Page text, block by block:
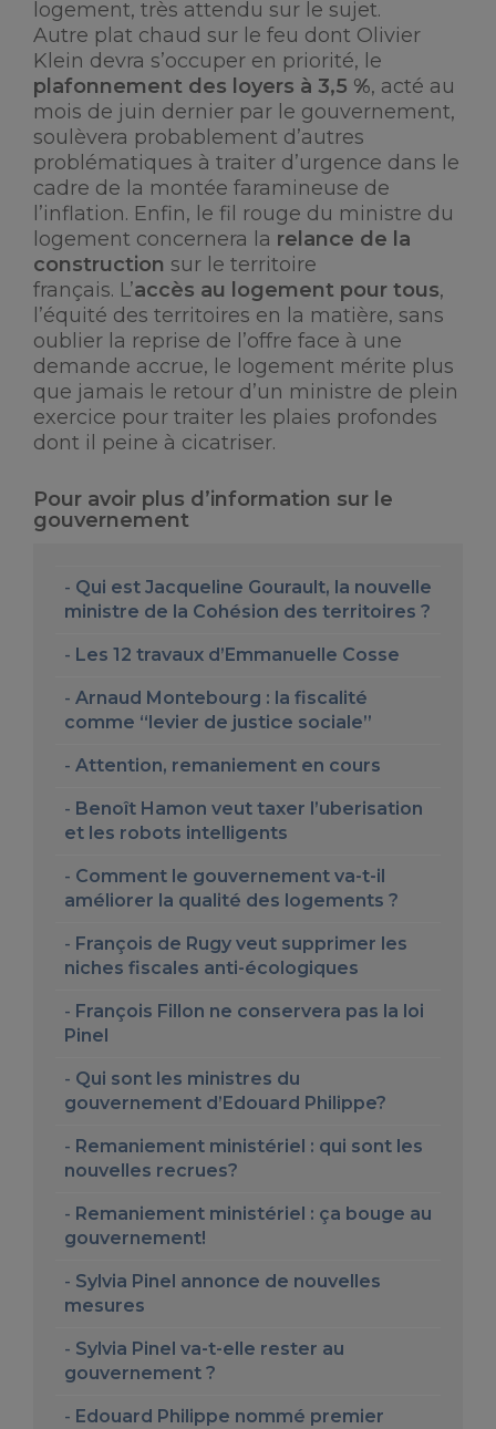
logement, très attendu sur le sujet.
Autre plat chaud sur le feu dont Olivier
Klein devra s’occuper en priorité, le
plafonnement des loyers à 3,5 %, acté au
mois de juin dernier par le gouvernement,
soulèvera probablement d’autres
problématiques à traiter d’urgence dans le
cadre de la montée faramineuse de
l’inflation. Enfin, le fil rouge du ministre du
logement concernera la relance de la
construction sur le territoire
français. L’accès au logement pour tous,
l’équité des territoires en la matière, sans
oublier la reprise de l’offre face à une
demande accrue, le logement mérite plus
que jamais le retour d’un ministre de plein
exercice pour traiter les plaies profondes
dont il peine à cicatriser.
Pour avoir plus d’information sur le
gouvernement
Qui est Jacqueline Gourault, la nouvelle
ministre de la Cohésion des territoires ?
Les 12 travaux d’Emmanuelle Cosse
Arnaud Montebourg : la fiscalité
comme “levier de justice sociale”
Attention, remaniement en cours
Benoît Hamon veut taxer l’uberisation
et les robots intelligents
Comment le gouvernement va-t-il
améliorer la qualité des logements ?
François de Rugy veut supprimer les
niches fiscales anti-écologiques
François Fillon ne conservera pas la loi
Pinel
Qui sont les ministres du
gouvernement d’Edouard Philippe?
Remaniement ministériel : qui sont les
nouvelles recrues?
Remaniement ministériel : ça bouge au
gouvernement!
Sylvia Pinel annonce de nouvelles
mesures
Sylvia Pinel va-t-elle rester au
gouvernement ?
Edouard Philippe nommé premier